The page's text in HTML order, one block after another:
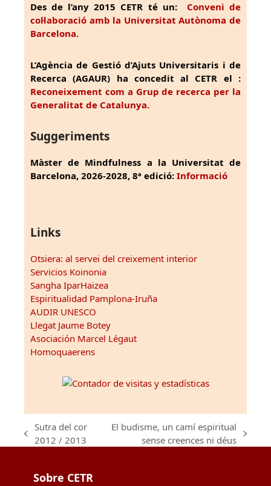
Des de l’any 2015 CETR té un: Conveni de
col·laboració amb la Universitat Autònoma de
Barcelona.
L’Agència de Gestió d’Ajuts Universitaris i de
Recerca (AGAUR) ha concedit al CETR el :
Reconeixement com a Grup de recerca per la
Generalitat de Catalunya.
Suggeriments
Màster de Mindfulness a la Universitat de
Barcelona, 2026-2028, 8ª edició: Informació
Links
Otsiera: al servei del creixement interior
Servicios Koinonia
Sangha IparHaizea
Espiritualidad Pamplona-Iruña
AUDIR UNESCO
Llegat Jaume Botey
Asociación Marcel Légaut
Homoquaerens
previous
Sutra del cor
2012 / 2013
El budisme, un camí espiritual
sense creences ni déus
Sobre CETR